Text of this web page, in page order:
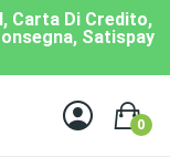
Carta Di Credito,
Satispay
0